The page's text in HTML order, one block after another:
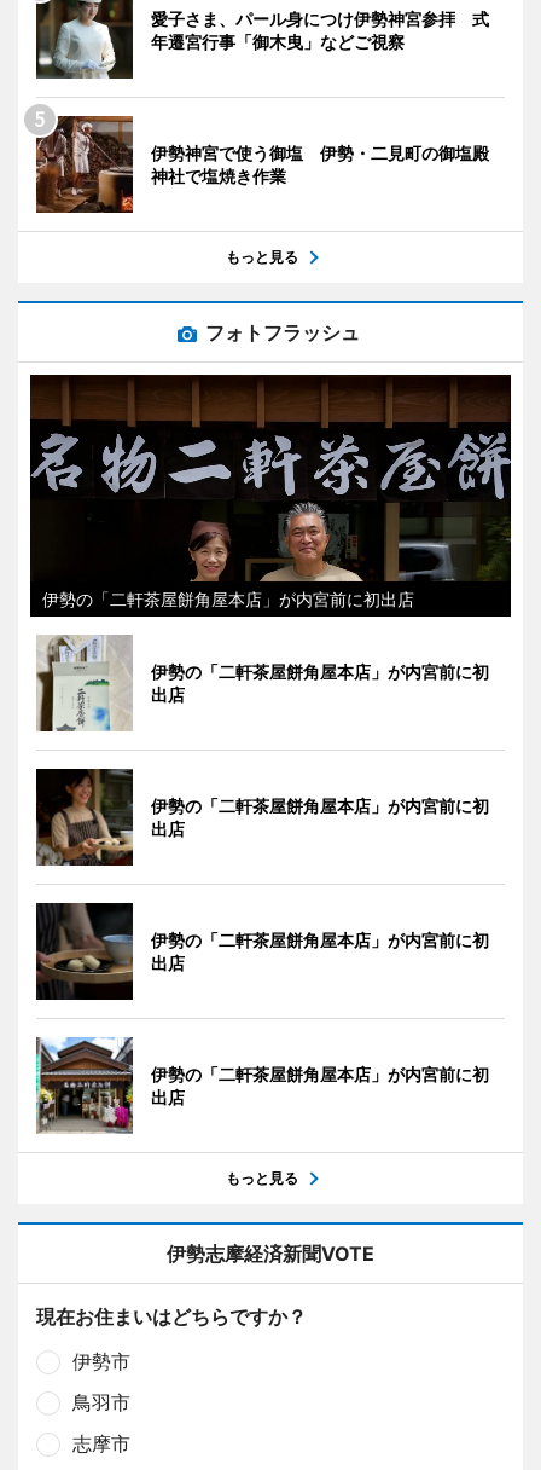
愛子さま、パール身につけ伊勢神宮参拝 式
年遷宮行事「御木曳」などご視察
伊勢神宮で使う御塩 伊勢・二見町の御塩殿
神社で塩焼き作業
もっと見る
フォトフラッシュ
伊勢の「二軒茶屋餅角屋本店」が内宮前に初出店
伊勢の「二軒茶屋餅角屋本店」が内宮前に初
出店
伊勢の「二軒茶屋餅角屋本店」が内宮前に初
出店
伊勢の「二軒茶屋餅角屋本店」が内宮前に初
出店
伊勢の「二軒茶屋餅角屋本店」が内宮前に初
出店
もっと見る
伊勢志摩経済新聞VOTE
現在お住まいはどちらですか？
伊勢市
鳥羽市
志摩市